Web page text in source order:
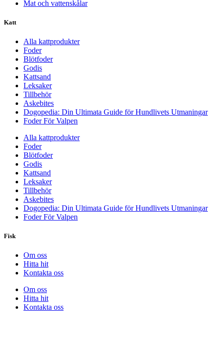
Mat och vattenskålar
Katt
Alla kattprodukter
Foder
Blötfoder
Godis
Kattsand
Leksaker
Tillbehör
Askebites
Dogopedia: Din Ultimata Guide för Hundlivets Utmaningar
Foder För Valpen
Alla kattprodukter
Foder
Blötfoder
Godis
Kattsand
Leksaker
Tillbehör
Askebites
Dogopedia: Din Ultimata Guide för Hundlivets Utmaningar
Foder För Valpen
Fisk
Om oss
Hitta hit
Kontakta oss
Om oss
Hitta hit
Kontakta oss